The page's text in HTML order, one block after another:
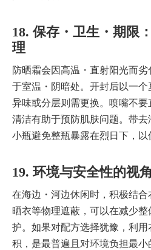
18. 保存・卫生・期限
理
防晒霜会因高温・直射阳光而
于室温・阴暗处。开封后以一
异味或分层则需更换。喷嘴不
清洁有助于预防肌肤问题。带去
小瓶避免整瓶暴露在烈日下，以
19. 环境与安全性的视角
在海边・河边休闲时，积极结
晒衣等物理遮蔽，可以在减少
护。如果对配方选择犹豫，利
积，是最普遍且对环境负担最小